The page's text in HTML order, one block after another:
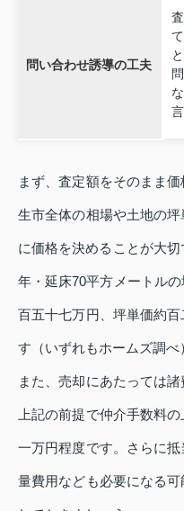
問い合わせ誘導の工夫
まず、査定額をそのまま
生市全体の相場や土地の
に価格を決めることが大
年・延床70平方メートル
百五十七万円、坪単価約
す（いずれもホームズ調べ
また、売却にあたっては
上記の前提で仲介手数料
一万円程度です。さらに
量費用なども必要になる